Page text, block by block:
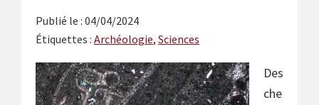
instituts
européens.
Publié le : 04/04/2024
Étiquettes : Archéologie, Sciences
Des
che